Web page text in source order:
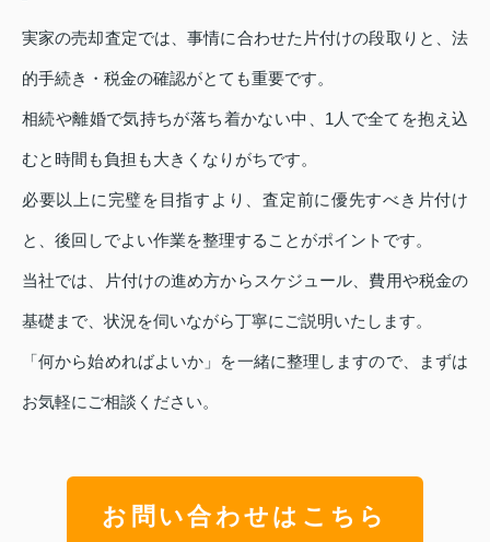
実家の売却査定では、事情に合わせた片付けの段取りと、法
的手続き・税金の確認がとても重要です。
相続や離婚で気持ちが落ち着かない中、1人で全てを抱え込
むと時間も負担も大きくなりがちです。
必要以上に完璧を目指すより、査定前に優先すべき片付け
と、後回しでよい作業を整理することがポイントです。
当社では、片付けの進め方からスケジュール、費用や税金の
基礎まで、状況を伺いながら丁寧にご説明いたします。
「何から始めればよいか」を一緒に整理しますので、まずは
お気軽にご相談ください。
お問い合わせはこちら